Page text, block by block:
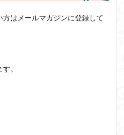
はメールマガジンに登録して
。